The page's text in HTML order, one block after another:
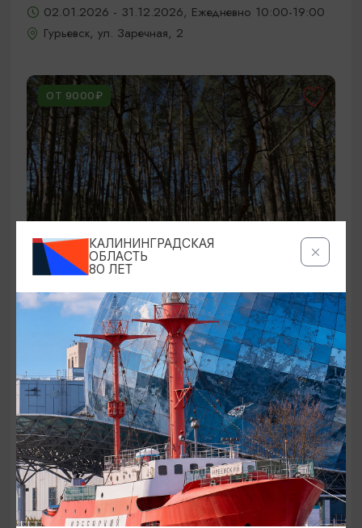
02.01.2026 - 31.12.2026, Ежедневно 10:00-19:00
Гурьевск, ул. Заречная, 2
ОТ 9000₽
ЭКСКУРСИИ УЧРЕЖДЕНИЙ КУЛЬТУРЫ
Аудиоспектакль «Истории Куршской
косы»
01.02.2026 - 31.12.2026, 13:00
Куршская коса
ОТ 2500₽
КАЛИНИНГРАДСКАЯ
ОБЛАСТЬ
80 ЛЕТ